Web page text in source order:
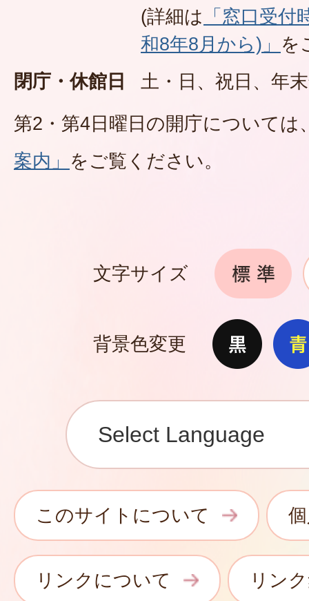
(詳細は 「窓口受
和8年8月から)」 を
閉庁・休館日
土・日、祝日、年
第2・第4日曜日の開庁については
案内」 をご覧ください。
文字サイズ
背景色変更
このサイトについて
リンクについて リン